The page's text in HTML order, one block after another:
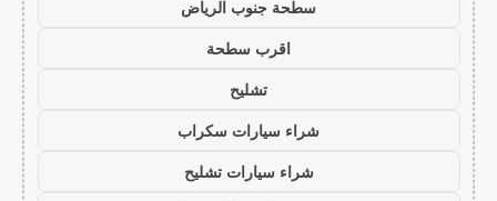
سطحة جنوب الرياض
اقرب سطحة
تشليح
شراء سيارات سكراب
شراء سيارات تشليح